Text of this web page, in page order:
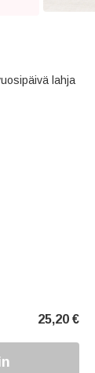
lahja
25,20 €